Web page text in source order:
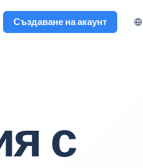
Създаване на акаунт
с